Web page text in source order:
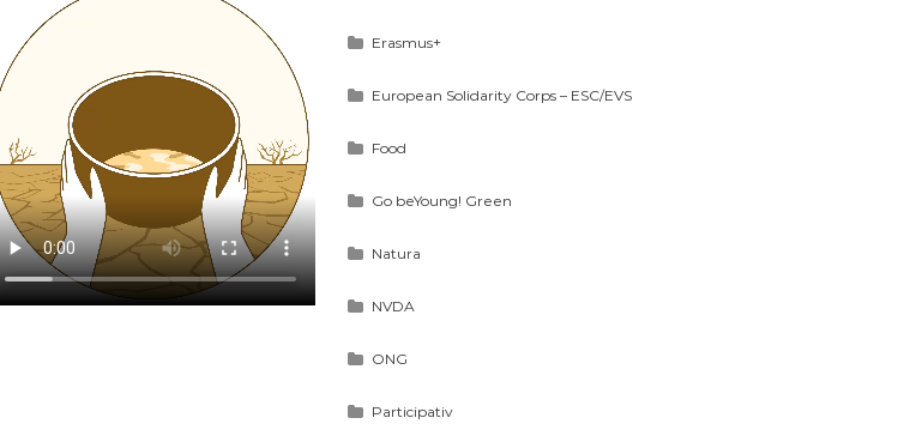
Erasmus+
European Solidarity Corps – ESC/EVS
Food
Go beYoung! Green
Natura
NVDA
ONG
Participativ